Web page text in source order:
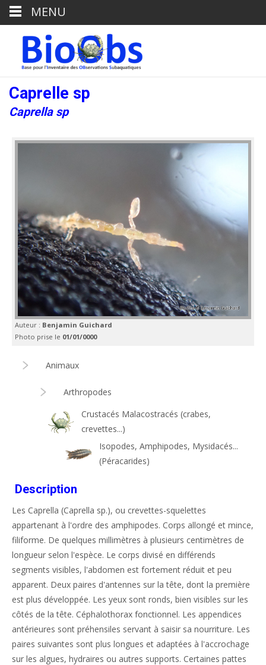
Caprelle sp
Caprella sp
Auteur : Benjamin Guichard
Photo prise le 01/01/0000
Animaux
Arthropodes
Crustacés Malacostracés (crabes,
crevettes...)
Isopodes, Amphipodes, Mysidacés...
(Péracarides)
Description
Les Caprella (Caprella sp.), ou crevettes-squelettes
appartenant à l'ordre des amphipodes. Corps allongé et mince,
filiforme. De quelques millimètres à plusieurs centimètres de
longueur selon l'espèce. Le corps divisé en différends
segments visibles, l'abdomen est fortement réduit et peu
apparent. Deux paires d'antennes sur la tête, dont la première
est plus développée. Les yeux sont ronds, bien visibles sur les
côtés de la tête. Céphalothorax fonctionnel. Les appendices
antérieures sont préhensiles servant à saisir sa nourriture. Les
paires suivantes sont plus longues et adaptées à l'accrochage
sur les algues, hydraires ou autres supports. Certaines pattes
MENU